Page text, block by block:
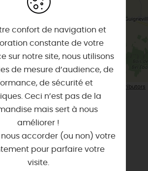
Leaflet| Map data ©OpenStreetMap contributors
AIMEREZ AUSSI
ECURIES DE CAPUCINE
- ATTRAY
confort de navigation et
constante de votre
sur notre site, nous utilisons
de mesure d’audience, de
de sécurité et
Ceci n’est pas de la
mais sert à nous
améliorer !
nous accorder (ou non) votre
pour parfaire votre
visite.